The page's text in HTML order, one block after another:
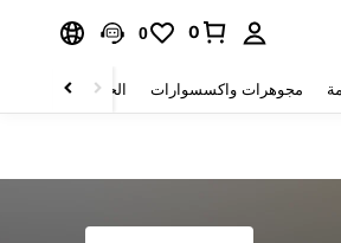
0
0
مجوهرات واكسسوارات الحقائب والأمتعة